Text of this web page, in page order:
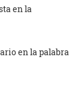
en la
en la palabra